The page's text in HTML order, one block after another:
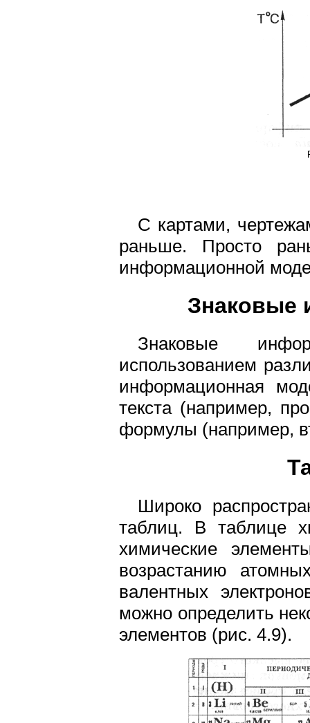
С картами,
раньше. Просто
информационной
Знаковые
Знаковые
использованием
информационная
текста (например,
формулы (например,
Широко
таблиц. В таблице
химические
возрастанию
валентных
можно определить
элементов (рис. 4.9).